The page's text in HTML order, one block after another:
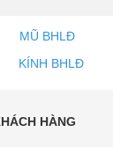
MŨ BHLĐ
KÍNH BHLĐ
HÀNG